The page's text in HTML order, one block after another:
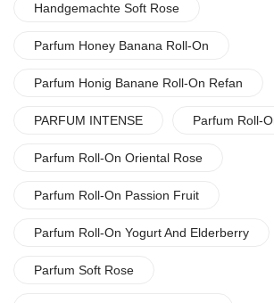
Handgemachte Soft Rose
Parfum Honey Banana Roll-On
Parfum Honig Banane Roll-On Refan
PARFUM INTENSE Parfum Roll-
Parfum Roll-On Oriental Rose
Parfum Roll-On Passion Fruit
Parfum Roll-On Yogurt And Elderberry
Parfum Soft Rose